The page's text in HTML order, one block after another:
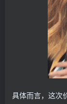
具体而言，这次